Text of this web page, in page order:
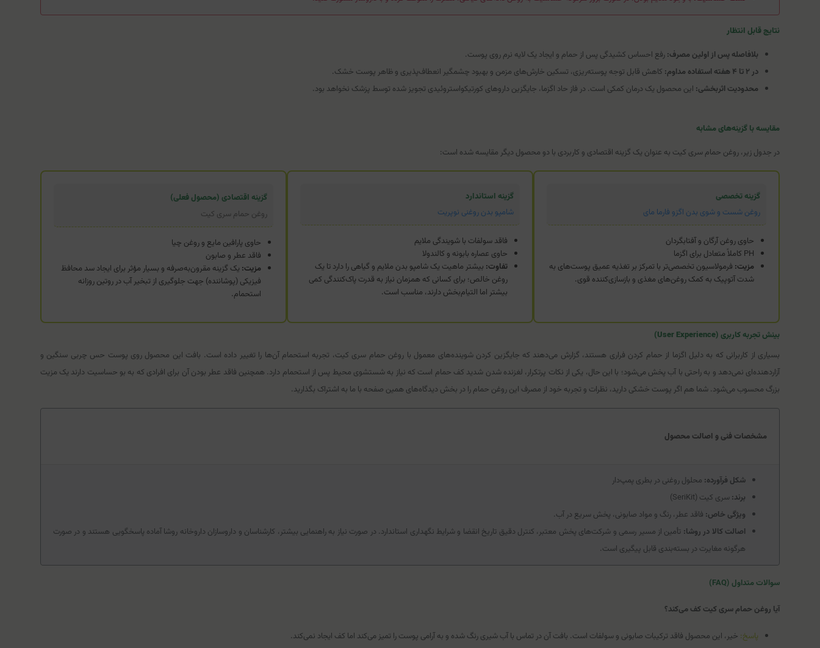
نتایج قابل انتظار
بلافاصله پس از اولین مصرف:رفع احساس کشیدگی پس از حمام و ایجاد یک لایه نرم روی پوست.
در ۲ تا ۴ هفته استفاده مداوم:
کاهش قابل توجه پوسته‌ریزی، تسکین خارش‌های مزمن و بهبود چشمگیر انعطاف‌پذیری و ظاهر پوست خشک.
محدودیت اثربخشی: این محصول یک درمان کمکی است. در فاز حاد اگزما، جایگزین داروهای کورتیکواستروئیدی تجویز شده توسط پزشک نخواهد بود.
مقایسه با گزینه‌های مشابه
در جدول زیر، روغن حمام سری کیت به عنوان یک گزینه اقتصادی و کاربردی با دو محصول دیگر مقایسه شده است:
گزینه تخصصی
روغن شست و شوی بدن اگزو فارما مای
حاوی روغن آرگان و آفتابگردان
PH کاملاً متعادل برای اگزما
مزیت: فرمولاسیون تخصصی‌تر با تمرکز بر تغذیه عمیق پوست‌های به
شدت آتوپیک به کمک روغن‌های مغذی و بازسازی‌کننده قوی.
گزینه استاندارد
شامپو بدن روغنی نوپریت
فاقد سولفات با شویندگی ملایم
حاوی عصاره بابونه و کالندولا
تفاوت: بیشتر ماهیت یک شامپو بدن ملایم و گیاهی را دارد تا یک
روغن خالص؛ برای کسانی که همزمان نیاز به قدرت پاک‌کنندگی کمی
بیشتر اما التیام‌بخش دارند، مناسب است.
گزینه اقتصادی (محصول فعلی)
روغن حمام سری کیت
حاوی پارافین مایع و روغن چیا
فاقد عطر و صابون
مزیت: یک گزینه مقرون‌به‌صرفه و بسیار مؤثر برای ایجاد سد محافظ
فیزیکی (پوشاننده) جهت جلوگیری از تبخیر آب در روتین روزانه
استحمام.
بینش تجربه کاربری (User Experience)
بسیاری از کاربرانی که به دلیل اگزما از حمام کردن فراری هستند، گزارش می‌دهند که جایگزین کردن شوینده‌های معمول با روغن حمام سری کیت، تجربه استحمام آن‌ها را تغییر داده است. بافت این محصول روی پوست حس چربی سنگین و
آزاردهنده‌ای نمی‌دهد و به راحتی با آب پخش می‌شود؛ با این حال، یکی از نکات پرتکرار، لغزنده شدن شدید کف حمام است که نیاز به شستشوی محیط پس از استحمام دارد. همچنین فاقد عطر بودن آن برای افرادی که به بو حساسیت دارند یک مزیت
بزرگ محسوب می‌شود. شما هم اگر پوست خشکی دارید، نظرات و تجربه خود از مصرف این روغن حمام را در بخش دیدگاه‌های همین صفحه با ما به اشتراک بگذارید.
مشخصات فنی و اصالت محصول
شکل فرآورده: محلول روغنی در بطری پمپ‌دار
برند:سری کیت (SeriKit)
ویژگی خاص: فاقد عطر، رنگ و مواد صابونی، پخش سریع در آب.
اصالت کالا در روشا: تأمین از مسیر رسمی و شرکت‌های پخش معتبر، کنترل دقیق تاریخ انقضا و شرایط نگهداری استاندارد. در صورت نیاز به راهنمایی بیشتر، کارشناسان و داروسازان داروخانه روشا آماده پاسخگویی هستند و در صورت
هرگونه مغایرت در بسته‌بندی قابل پیگیری است.
سوالات متداول (FAQ)
آیا روغن حمام سری کیت کف می‌کند؟
پاسخ: خیر، این محصول فاقد ترکیبات صابونی و سولفات است. بافت آن در تماس با آب شیری رنگ شده و به آرامی پوست را تمیز می‌کند اما کف ایجاد نمی‌کند.